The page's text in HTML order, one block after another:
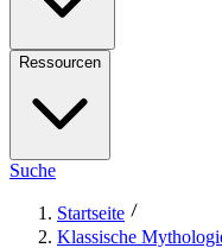
Ressourcen
Suche
Startseite
Klassische